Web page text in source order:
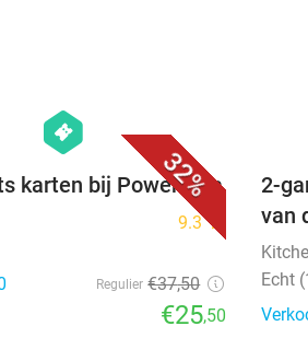
32%
hexagon
events
karten bij Powerarea
9.3star
Regulier €37,50
€25,50
2-
van
Echt